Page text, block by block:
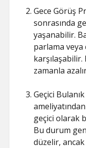
Gece Görüş
sonrasında
yaşanabilir.
parlama
zamanla
Geçici
geçici olarak
Bu durum
düzelir,